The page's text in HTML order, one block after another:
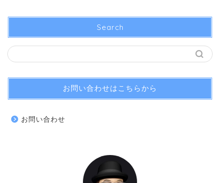
Search
お問い合わせはこちらから
お問い合わせ